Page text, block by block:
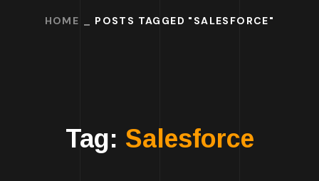
HOME POSTS TAGGED "SALESFORCE"
Tag: Salesforce